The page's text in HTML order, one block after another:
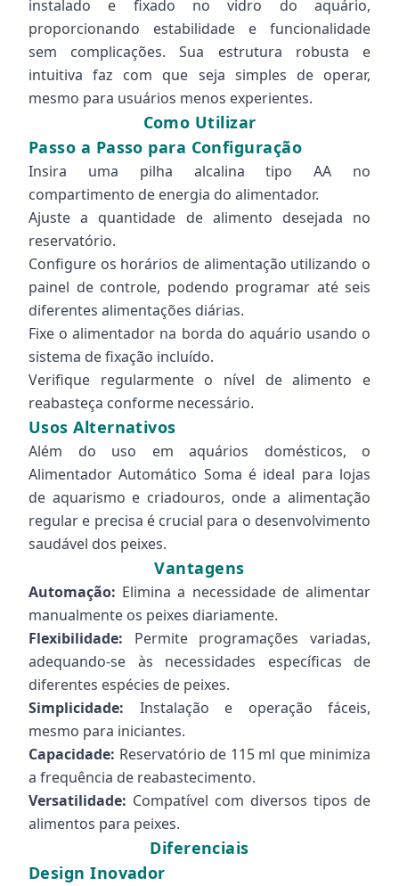
instalado e fixado no vidro do aquário,
proporcionando estabilidade e funcionalidade
sem complicações. Sua estrutura robusta e
intuitiva faz com que seja simples de operar,
mesmo para usuários menos experientes.
Como Utilizar
Passo a Passo para Configuração
Insira uma pilha alcalina tipo AA no
compartimento de energia do alimentador.
Ajuste a quantidade de alimento desejada no
reservatório.
Configure os horários de alimentação utilizando o
painel de controle, podendo programar até seis
diferentes alimentações diárias.
Fixe o alimentador na borda do aquário usando o
sistema de fixação incluído.
Verifique regularmente o nível de alimento e
reabasteça conforme necessário.
Usos Alternativos
Além do uso em aquários domésticos, o
Alimentador Automático Soma é ideal para lojas
de aquarismo e criadouros, onde a alimentação
regular e precisa é crucial para o desenvolvimento
saudável dos peixes.
Vantagens
Automação: Elimina a necessidade de alimentar
manualmente os peixes diariamente.
Flexibilidade: Permite programações variadas,
adequando-se às necessidades específicas de
diferentes espécies de peixes.
Simplicidade: Instalação e operação fáceis,
mesmo para iniciantes.
Capacidade: Reservatório de 115 ml que minimiza
a frequência de reabastecimento.
Versatilidade: Compatível com diversos tipos de
alimentos para peixes.
Diferenciais
Design Inovador